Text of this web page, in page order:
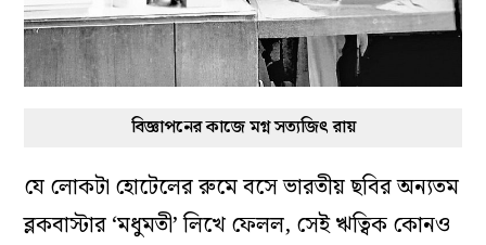
বিজ্ঞাপনের কাজে মগ্ন সত্যজিৎ রায়
যে লোকটা হোটেলের রুমে বসে ভারতীয় ছবির অন্যতম
ব্লকবাস্টার ‘মধুমতী’ লিখে ফেলল, সেই ঋত্বিক কোনও